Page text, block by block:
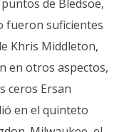
de Bledsoe,
fueron suficientes
Khris Middleton,
en otros aspectos,
ceros Ersan
en el quinteto